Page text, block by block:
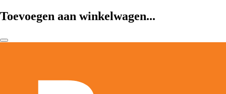
Toevoegen aan winkelwagen...